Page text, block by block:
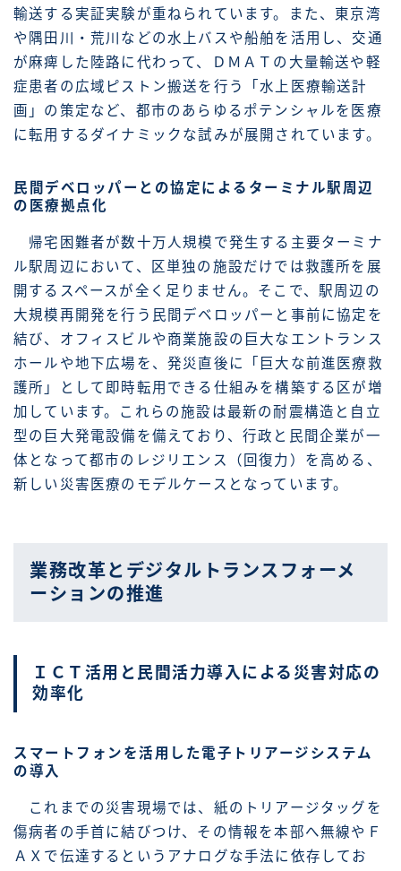
輸送する実証実験が重ねられています。また、東京湾
や隅田川・荒川などの水上バスや船舶を活用し、交通
が麻痺した陸路に代わって、ＤＭＡＴの大量輸送や軽
症患者の広域ピストン搬送を行う「水上医療輸送計
画」の策定など、都市のあらゆるポテンシャルを医療
に転用するダイナミックな試みが展開されています。
民間デベロッパーとの協定によるターミナル駅周辺
の医療拠点化
帰宅困難者が数十万人規模で発生する主要ターミナ
ル駅周辺において、区単独の施設だけでは救護所を展
開するスペースが全く足りません。そこで、駅周辺の
大規模再開発を行う民間デベロッパーと事前に協定を
結び、オフィスビルや商業施設の巨大なエントランス
ホールや地下広場を、発災直後に「巨大な前進医療救
護所」として即時転用できる仕組みを構築する区が増
加しています。これらの施設は最新の耐震構造と自立
型の巨大発電設備を備えており、行政と民間企業が一
体となって都市のレジリエンス（回復力）を高める、
新しい災害医療のモデルケースとなっています。
業務改革とデジタルトランスフォーメ
ーションの推進
ＩＣＴ活用と民間活力導入による災害対応の
効率化
スマートフォンを活用した電子トリアージシステム
の導入
これまでの災害現場では、紙のトリアージタッグを
傷病者の手首に結びつけ、その情報を本部へ無線やＦ
ＡＸで伝達するというアナログな手法に依存してお